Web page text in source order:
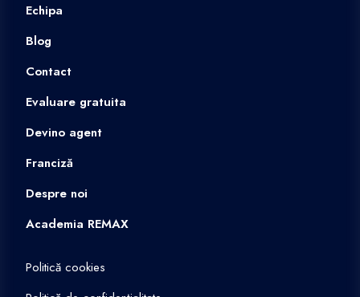
Echipa
Blog
Contact
Evaluare gratuita
Devino agent
Franciză
Despre noi
Academia REMAX
Politică cookies